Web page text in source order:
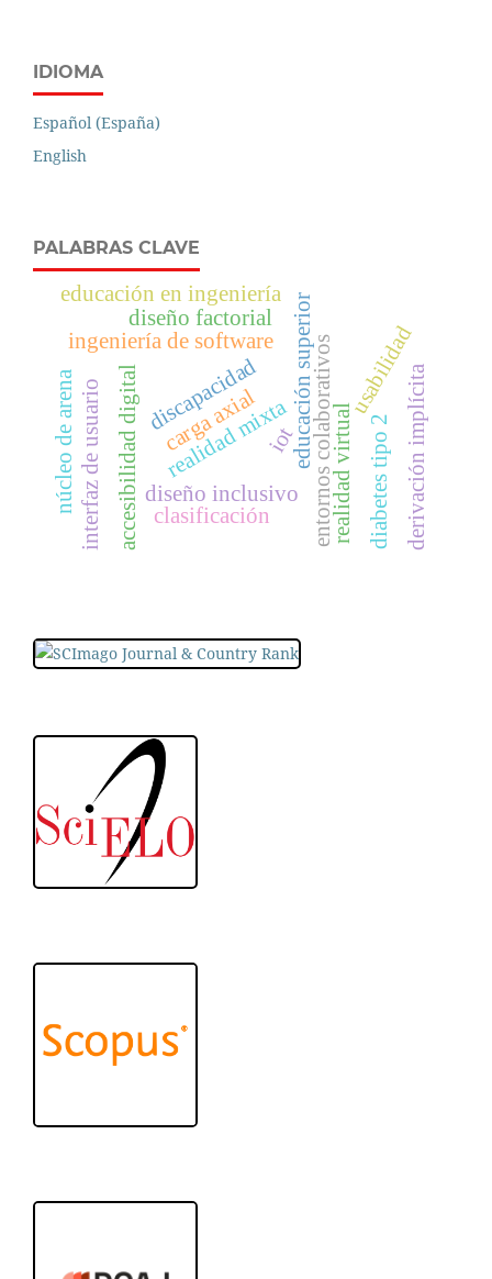
IDIOMA
Español (España)
English
PALABRAS CLAVE
realidad mixtaeducación superiorentornos colaborativosrealidad virtual
accesibilidad digital
ingeniería de software
diseño inclusivo
interfaz de usuario discapacidad usabilidad
diabetes tipo 2
diseño factorial
núcleo de arena carga axial derivación implícita
educación en ingeniería
iot
clasificación